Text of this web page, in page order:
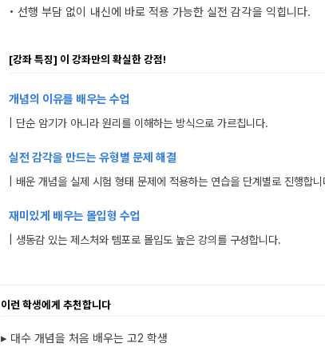
• 선행 부담 없이 내신에 바로 적용 가능한 실전 감각 을 익힙니다.
[강좌 특징] 이 강좌만의 확실한 강점!
개념의 이유를 배우는 수업
| 단순 암기가 아니라 원리를 이해하는 방식으로 가르칩니다.
실전 감각을 만드는 유형별 문제 해결
| 배운 개념을 실제 시험 형태 문제에 적용하는 연습을 단계별로 진행합니
재미있게 배우는 몰입형 수업
| 생동감 있는 제스처와 템포로 몰입도 높은 강의를 구성합니다.
이런 학생에게 추천합니다
▸ 대수 개념을 처음 배우는 고2 학생